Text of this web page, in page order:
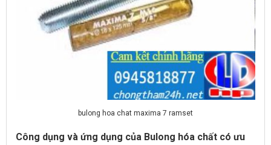
bulong hoa chat maxima 7 ramset
Công dụng và ứng dụng của Bulong hóa chất có ưu